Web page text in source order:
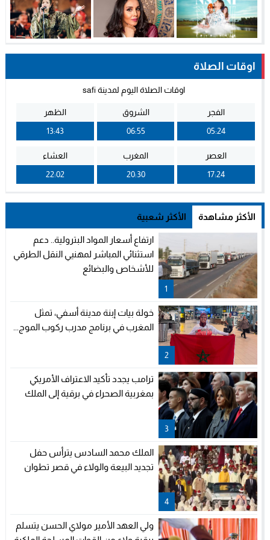
اوقات الصلاة
اوقات الصلاة اليوم لمدينة safi
الفجر
05:24
الشروق
06:55
الظهر
13:43
العصر
17:24
المغرب
20:30
العشاء
22:02
الأكثر مشاهدة الأكثر شعبية
1
ارتفاع أسعار المواد البترولية.. دعم
استثنائي المباشر لمهنيي النقل الطرقي
للأشخاص والبضائع
2
خولة بيات إبنة مدينة أسفي، تمثل
المغرب في برنامج مدرب ركوب الموج...
3
ترامب يجدد تأكيد الاعتراف الأمريكي
بمغربية الصحراء في برقية إلى الملك
4
الملك محمد السادس يترأس حفل
تجديد البيعة والولاء في قصر تطوان
ولي العهد الأمير مولاي الحسن يتسلم